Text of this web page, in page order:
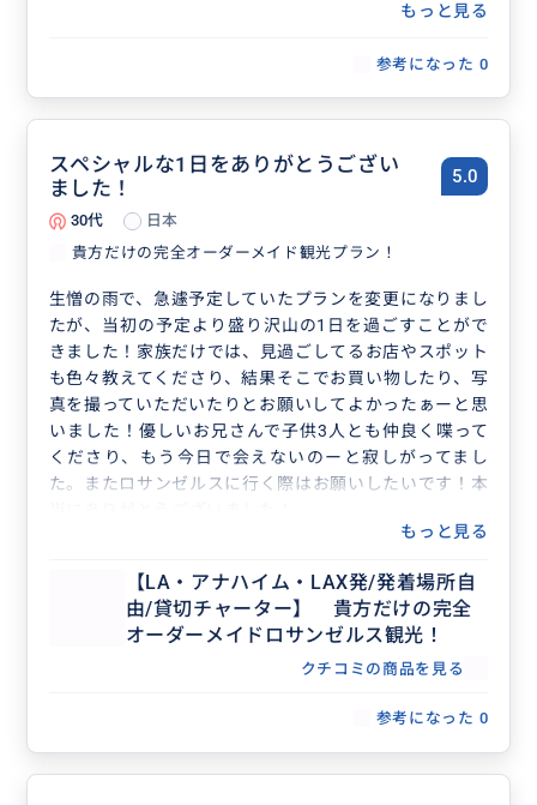
もっと見る
参考になった 0
スペシャルな1日をありがとうござい
ました！
5.0
30代
日本
貴方だけの完全オーダーメイド観光プラン！
生憎の雨で、急遽予定していたプランを変更になりまし
たが、当初の予定より盛り沢山の1日を過ごすことがで
きました！家族だけでは、見過ごしてるお店やスポット
も色々教えてくださり、結果そこでお買い物したり、写
真を撮っていただいたりとお願いしてよかったぁーと思
いました！優しいお兄さんで子供3人とも仲良く喋って
くださり、もう今日で会えないのーと寂しがってまし
た。またロサンゼルスに行く際はお願いしたいです！本
もっと見る
【LA・アナハイム・LAX発/発着場所自
由/貸切チャーター】 貴方だけの完全
オーダーメイドロサンゼルス観光！
クチコミの商品を見る
参考になった 0